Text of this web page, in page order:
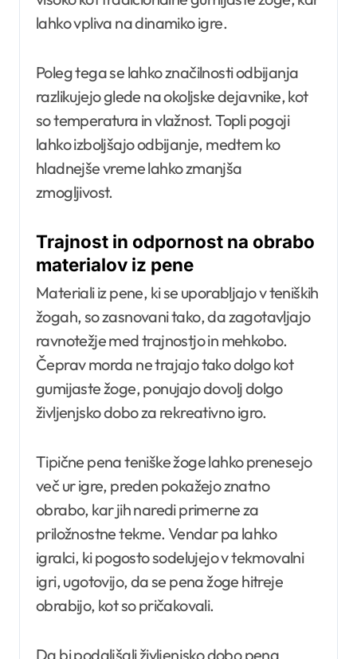
lahko vpliva na dinamiko igre.
Poleg tega se lahko značilnosti odbijanja
razlikujejo glede na okoljske dejavnike, kot
so temperatura in vlažnost. Topli pogoji
lahko izboljšajo odbijanje, medtem ko
hladnejše vreme lahko zmanjša
zmogljivost.
Trajnost in odpornost na obrabo
materialov iz pene
Materiali iz pene, ki se uporabljajo v teniških
žogah, so zasnovani tako, da zagotavljajo
ravnotežje med trajnostjo in mehkobo.
Čeprav morda ne trajajo tako dolgo kot
gumijaste žoge, ponujajo dovolj dolgo
življenjsko dobo za rekreativno igro.
Tipične pena teniške žoge lahko prenesejo
več ur igre, preden pokažejo znatno
obrabo, kar jih naredi primerne za
priložnostne tekme. Vendar pa lahko
igralci, ki pogosto sodelujejo v tekmovalni
igri, ugotovijo, da se pena žoge hitreje
obrabijo, kot so pričakovali.
Da bi podaljšali življenjsko dobo pena